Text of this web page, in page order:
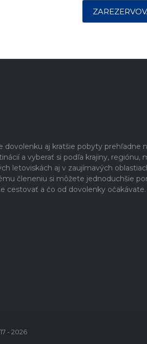
dovolenku aj kratšie pobyty prehľadne
a vyberať si podľa krajiny, regiónu,
letoviskách aj v zaujímavých
členeniu si môžete jednoduchšie
cestovať a čo od dovolenky očakávate.
- 2026